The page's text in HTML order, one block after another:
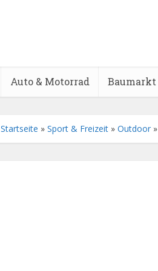
Auto & Motorrad Baumarkt
Startseite » Sport & Freizeit » Outdoor »